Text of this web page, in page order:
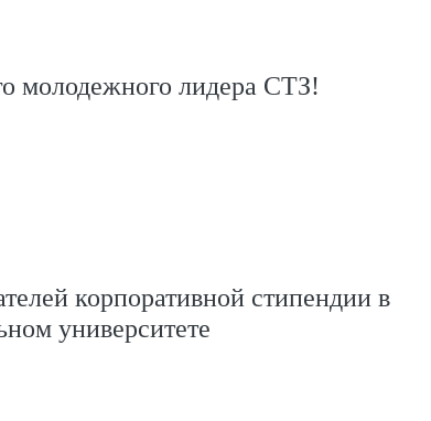
молодежного лидера СТЗ!
корпоративной стипендии в
университете